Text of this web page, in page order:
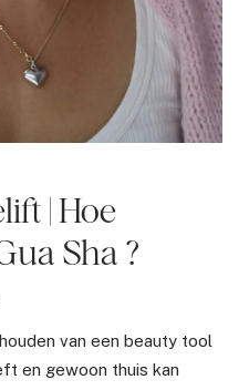
| Hoe
Sha ?
van een beauty tool
en gewoon thuis kan